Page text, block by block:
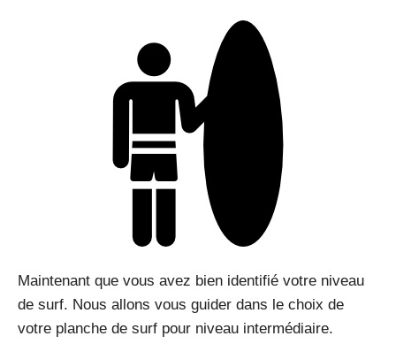
Maintenant que vous avez bien identifié votre niveau
de surf. Nous allons vous guider dans le choix de
votre planche de surf pour niveau intermédiaire.